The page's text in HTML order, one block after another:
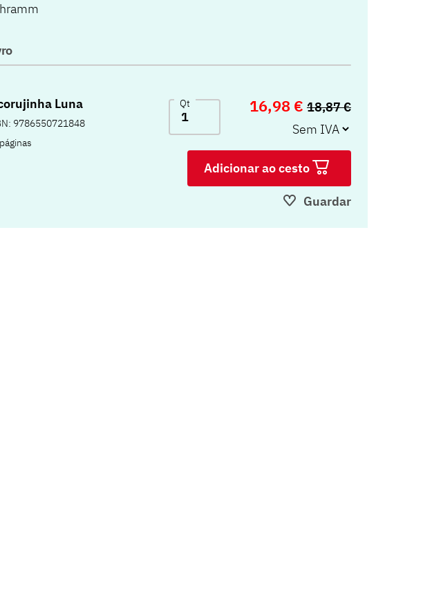
Luna
9786550721848
Qt 16,98 € 18,87 €
Adicionar ao cesto
Guardar